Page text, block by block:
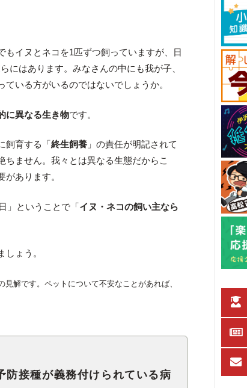
イヌとネコを1匹ずつ飼っていますが、日
にはあります。みなさんの中にも我が子、
いる方がいるのではないでしょうか。
に異なる生き物です。
飼育する「終生飼養 」の責任が明記されて
ません。我々とは異なる生態だからこ
あります。
」ということで「イヌ・ネコの飼い主なら
ょう。
解です。ペットについて不安なことがあれば、
防接種が義務付けられている病